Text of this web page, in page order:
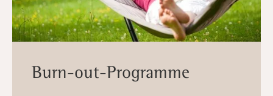
Burn-out-Programme